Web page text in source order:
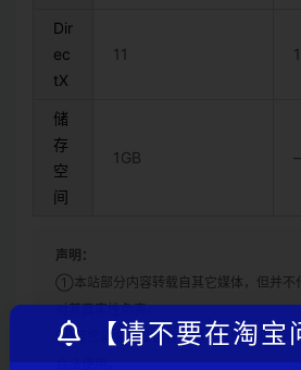
Dir
ec
tX
11
储
存
空
间
1GB –
声明：
①本站部分内容转载自其它媒体，但并不
对其真实性负责。
②若您需要商业运营或用于其他商业活动
合法使用。
【请不要在淘宝